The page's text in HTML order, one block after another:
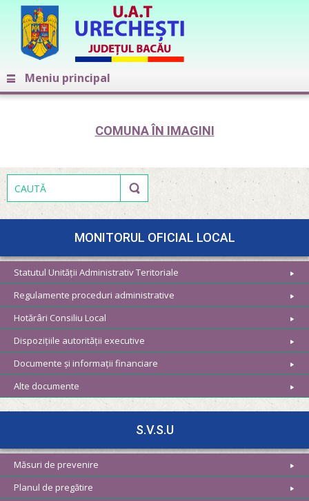
Meniu principal
COMUNA ÎN IMAGINI
MONITORUL OFICIAL LOCAL
Statutul Unității Administrativ Teritoriale
Regulamente proceduri administrative
Hotărâri Consiliu Local
Dispozițiile autorității executive
Documente și informații financiare
Alte documente
S.V.S.U
Măsuri de prevenire
Planul de pregătire